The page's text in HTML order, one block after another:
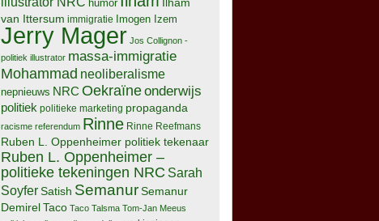
humor
van Ittersum immigratie Imogen Izem
Jerry Mager Jos Collignon -
politiek illustrator massa-immigratie
Mohammad neoliberalisme
nepnieuws NRC Oekraïneonderwijs
politiek politieke marketing propaganda
racisme referendum Rinne Rinne Reefmans
Ruben L. Oppenheimer politiek tekenaar
Ruben L. Oppenheimer –
politieke tekeningen NRC Sarah
Soyfer Satish SemanurSemanur
DemirelTaco Taco Talsma Tom-Jan Meeus